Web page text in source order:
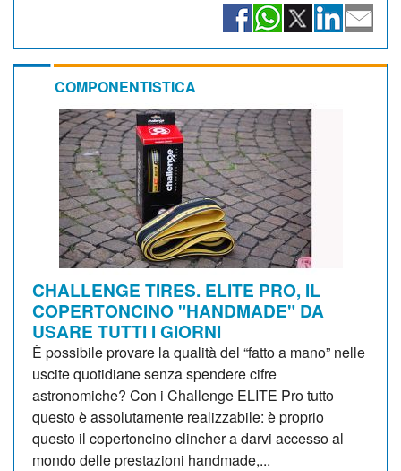
COMPONENTISTICA
CHALLENGE TIRES. ELITE PRO, IL
COPERTONCINO "HANDMADE" DA
USARE TUTTI I GIORNI
È possibile provare la qualità del “fatto a mano” nelle
uscite quotidiane senza spendere cifre
astronomiche? Con i Challenge ELITE Pro tutto
questo è assolutamente realizzabile: è proprio
questo il copertoncino clincher a darvi accesso al
mondo delle prestazioni handmade,...